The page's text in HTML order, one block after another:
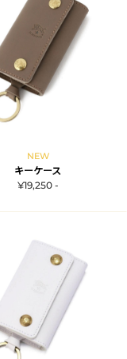
NEW
キーケース
¥19,250 -